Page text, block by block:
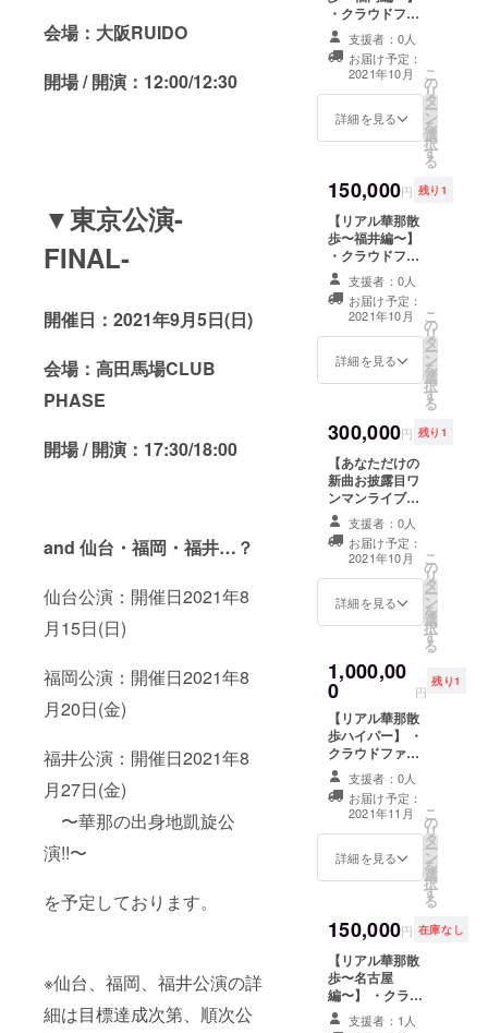
会場：大阪RUIDO
開場 / 開演：12:00/12:30
▼東京公演-
FINAL-
開催日：2021年9月5日(日)
会場：高田馬場CLUB
PHASE
開場 / 開演：17:30/18:00
and 仙台・福岡・福井…？
仙台公演：開催日2021年8
月15日(日)
福岡公演：開催日2021年8
月20日(金)
福井公演：開催日2021年8
月27日(金)
〜華那の出身地凱旋公
演!!〜
を予定しております。
※仙台、福岡、福井公演の詳
細は目標達成次第、順次公
します。ご協力
下さいますと幸
いです。 ※華那
と2人でオンライ
ン飲み会は本プ
ロジェクトのツ
アー日程終了後
に開催予定で
す。 ※華那と2人
み会開催日に関
しまして後日5つ
ほど予定日を提
案致します。 ※
送料込みの金額
です。 ※このリ
ターンにつきま
しては商品の発
送、1on1&2
ショットチェキ
撮影、華那と2人
でオンライン飲
み会の開催を
ます。
トチェキ撮影に
参加出来なかっ
た場合でも、ご
支援金の払い戻
しは致しかねま
承ください。 ※
クラウドファン
どこの会場で
1on1&2ショッ
トチェキ撮影を
行いたいかのア
ンケートのメッ
セージをお送り
します。ご協力
下さいますと幸
いです。 ※華那
と2人でオンライ
ン飲み会は本プ
ロジェクトのツ
に開催予定で
す。 ※華那と2人
でオンライン飲
み会開催日に関
しまして後日5つ
ほど予定日を提
案致します。 ※
リアル華那散
歩〜東京編〜は
本プロジェクト
のツアー日程終
了後に東京都内
で行う予定で
の交通費は支援
者様のご負担と
なります。 ※支
援者様の飲食費
のご負担はござ
いません。 ※リ
アル華那散歩〜
東京編〜当日、
止むを得ず支援
者様が参加出来
なかった場合で
も、ご支援金の
い。 ※送料込み
の金額です。 ※
このリターンに
つきましては商
品の発送、
1on1&2ショッ
有効です。
※1on1&2ショッ
トチェキ撮影は
各ライブ前に行
います。時間は
ます。 ※1on1に
は必ず身分証を
だけない場合は
ご参加いただけ
ません。
※1on1&2ショッ
トチェキ撮影に
参加出来なかっ
た場合でも、ご
支援金の払い戻
しは致しかねま
承ください。 ※
クラウドファン
どこの会場で
1on1&2ショッ
トチェキ撮影を
行いたいかのア
ンケートのメッ
セージをお送り
します。ご協力
下さいますと幸
いです。 ※華那
と2人でオンライ
ン飲み会は本プ
ロジェクトのツ
に開催予定で
す。 ※華那と2人
でオンライン飲
み会開催日に関
しまして後日5つ
ほど予定日を提
案致します。 ※
リアル華那散
歩〜大阪編〜は
大阪ライブ当日8
月7日(土)もしく
は翌日8日(日)に
は支援者様のご
負担となりま
す。 ※支援者様
の飲食費のご負
担はございませ
ん。 ※リアル華
1on1&2ショッ
トチェキ撮影 ・
華那と2人でオン
ライン飲み会 ・
リアル華那散
ショットチェキ
付) ※DVDは
※1on1&2ショッ
トチェキ撮影本
プロジェクトの
ツアー箇所のみ
有効です。
※1on1&2ショッ
トチェキ撮影は
各ライブ前に行
います。時間は
ます。 ※1on1に
は必ず身分証を
だけない場合は
ご参加いただけ
ません。
※1on1&2ショッ
トチェキ撮影に
参加出来なかっ
た場合でも、ご
支援金の払い戻
しは致しかねま
承ください。 ※
クラウドファン
にどこの会場で
どこの会場で
1on1&2ショッ
トチェキ撮影を
行いたいかのア
ンケートのメッ
セージをお送り
します。ご協力
下さいますと幸
いです。 ※華那
と2人でオンライ
ン飲み会は本プ
ロジェクトのツ
アー日程終了後
す。 ※華那と2人
でオンライン飲
み会開催日に関
しまして後日5つ
ほど予定日を提
案致します。 ※
リアル華那散
・クラウドファ
ンディング限定
デザインシリコ
ンバンド ・Live
映像ダイジェス
ト&各ツアー先
でメンバーのオ
ムチェキ(5枚の
うち1枚はクラウ
ドファンディン
グ限定) ・
1on1&2ショッ
トチェキ撮影 ・
華那と2人でオン
ライン飲み会 ・
リアル華那散
ショットチェキ
付) ※DVDは
※1on1&2ショッ
トチェキ撮影本
プロジェクトの
ツアー箇所のみ
有効です。
※1on1&2ショッ
トチェキ撮影は
各ライブ前に行
います。時間は
ます。 ※1on1に
は必ず身分証を
だけない場合は
ご参加いただけ
ません。
※1on1&2ショッ
トチェキ撮影に
参加出来なかっ
た場合でも、ご
支援金の払い戻
しは致しかねま
すので予めご了
承ください。 ※
クラウドファン
ディング終了後
どこの会場で
1on1&2ショッ
トチェキ撮影を
行いたいかのア
ンケートのメッ
セージをお送り
します。ご協力
支援者：0人
お届け予定：
2021年10月
詳細を見る
こ
の
リ
タ
ー
ン
を
選
択
す
る
150,000円 残り1
【リアル華那散
歩〜福井編〜】
・クラウドファ
ンディング限定
デザインシリコ
ンバンド ・Live
映像ダイジェス
ト&各ツアー先
でのメンバーの
DVD ・華那のツ
ンダムチェキ(5
枚のうち1枚はク
ラウドファン
ディング限定) ・
1on1&2ショッ
トチェキ撮影 ・
華那と2人でオン
ライン飲み会 ・
リアル華那散
ショットチェキ
付) ※DVDは
※1on1&2ショッ
トチェキ撮影本
プロジェクトの
ツアー箇所のみ
有効です。
※1on1&2ショッ
トチェキ撮影は
各ライブ前に行
います。時間は
後日連絡いたし
ます。 ※1on1に
は必ず身分証を
ご提示くださ
だけない場合は
ご参加いただけ
ません。
※1on1&2ショッ
トチェキ撮影に
参加出来なかっ
た場合でも、ご
支援者：0人
お届け予定：
2021年10月
詳細を見る
こ
の
リ
タ
ー
ン
を
選
択
す
る
300,000円 残り1
【あなただけの
新曲お披露目ワ
ンマンライブ】
・あなただけの
ワンマンライブ
(新曲お披露目付
き) ・あなただけ
のセトリ ・一緒
にメモリアル
時：2021年10月
所：都内某所 ※
当日は身分証で
入場確認を行い
ますので代表者
様1名(支援者様)
の身分証をご持
参ください。 ※
当日あなただけ
の新曲お披露目
ワンマンライブ
かった場合で
も、ご支援金の
めご了承くださ
い。 ※このリ
ターンにつきま
してはあなただ
けの新曲お披露
目ライブの開催
支援者：0人
お届け予定：
2021年10月
詳細を見る
こ
の
リ
タ
ー
ン
を
選
択
す
る
1,000,00
0 円
残り1
【リアル華那散
歩ハイパー】 ・
クラウドファン
ディング限定デ
ザインシリコン
バンド ・Live映
像ダイジェスト
&各ツアー先で
のメンバーのオ
ムチェキ(5枚の
うち1枚はクラウ
ドファンディン
グ限定) ・
1on1&2ショッ
トチェキ撮影 ・
支援者：0人
お届け予定：
2021年11月
詳細を見る
こ
の
リ
タ
ー
ン
を
選
択
す
る
150,000円 在庫なし
【リアル華那散
歩〜名古屋
編〜】 ・クラウ
ドファンディン
支援者：1人